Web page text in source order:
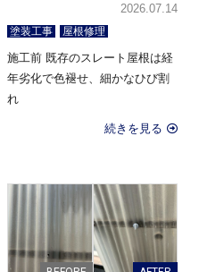
2026.07.14
塗装工事 屋根修理
施工前 既存のスレート屋根は経
年劣化で色褪せ、細かなひび割
れ
続きを見る